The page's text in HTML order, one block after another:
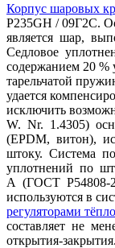
Корпус шаровых
P235GH / 09Г2С.
является шар,
Седловое
содержанием 20 %
тарельчатой
удается
исключить
W. Nr. 1.4305)
(EPDM, витон),
штоку. Система
уплотнений по
А (ГОСТ Р54808-
используются в
регуляторами
составляет не
открытия-закрытия.